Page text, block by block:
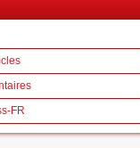
FR